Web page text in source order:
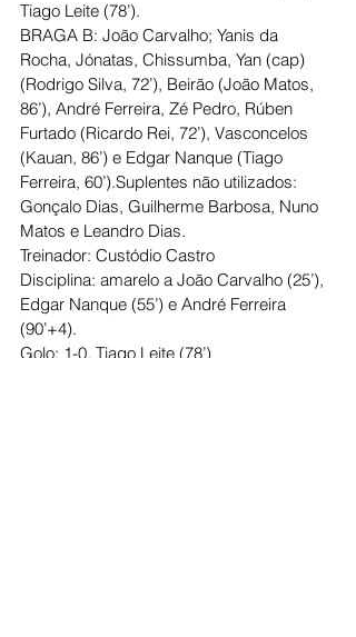
Tiago Leite (78’).
BRAGA B: João Carvalho; Yanis da
Rocha, Jónatas, Chissumba, Yan (cap)
(Rodrigo Silva, 72’), Beirão (João Matos,
86’), André Ferreira, Zé Pedro, Rúben
Furtado (Ricardo Rei, 72’), Vasconcelos
(Kauan, 86’) e Edgar Nanque (Tiago
Ferreira, 60’).Suplentes não utilizados:
Gonçalo Dias, Guilherme Barbosa, Nuno
Matos e Leandro Dias.
Treinador: Custódio Castro
Disciplina: amarelo a João Carvalho (25’),
Edgar Nanque (55’) e André Ferreira
(90’+4).
Golo: 1-0, Tiago Leite (78’)